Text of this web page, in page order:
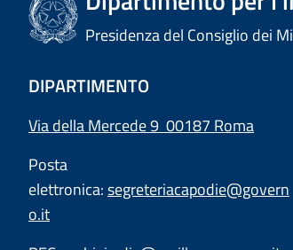
Presidenza del Consiglio dei
DIPARTIMENTO
Via della Mercede 9 00187 Roma
Posta
elettronica:segreteriacapodie@govern
o.it